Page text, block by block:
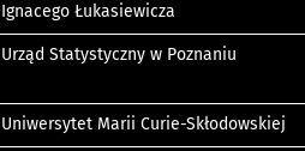
Ignacego Łukasiewicza
Urząd Statystyczny w Poznaniu
Uniwersytet Marii Curie-Skłodowskiej